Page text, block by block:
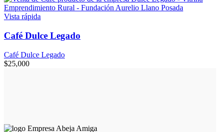
Vista rápida
Café Dulce Legado
Café Dulce Legado
$25,000